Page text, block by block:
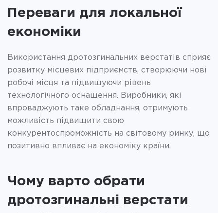
Переваги для локальної
економіки
Використання дротозгинальних верстатів сприяє
розвитку місцевих підприємств, створюючи нові
робочі місця та підвищуючи рівень
технологічного оснащення. Виробники, які
впроваджують таке обладнання, отримують
можливість підвищити свою
конкурентоспроможність на світовому ринку, що
позитивно впливає на економіку країни.
Чому варто обрати
дротозгинальні верстати